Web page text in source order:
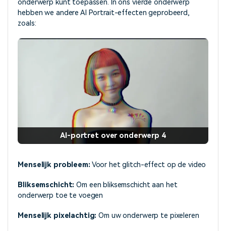
onderwerp kunt toepassen. In ons vierde onderwerp
hebben we andere AI Portrait-effecten geprobeerd,
zoals:
AI-portret over onderwerp 4
Menselijk probleem: Voor het glitch-effect op de video
Bliksemschicht: Om een bliksemschicht aan het
onderwerp toe te voegen
Menselijk pixelachtig: Om uw onderwerp te pixeleren